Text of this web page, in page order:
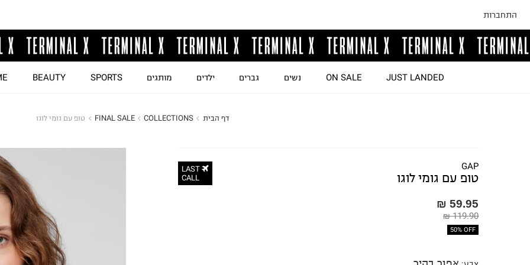
התחברות
JUST LANDED
ON SALE נשים גברים ילדים מותגים SPORTS
BEAUTY
דף הבית COLLECTIONS
FINAL SALE טופ עם גומי לוגו
GAP
טופ עם גומי לוגו
LAST
CALL
59.95 ₪
119.90 ₪
50% OFF